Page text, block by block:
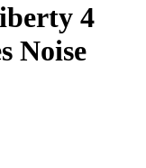
4
Noise